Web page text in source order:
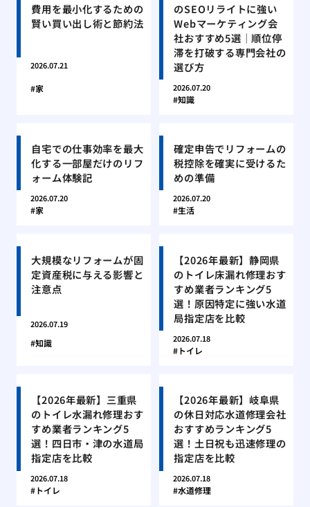
費用を最小化するための
賢い買い出し術と節約法
2026.07.21
家
のSEOリライトに強い
Webマーケティング会
社おすすめ5選｜順位停
滞を打破する専門会社の
選び方
2026.07.20
知識
自宅での仕事効率を最大
化する一部屋だけのリフ
ォーム体験記
2026.07.20
家
確定申告でリフォームの
税控除を確実に受けるた
めの準備
2026.07.20
生活
大規模なリフォームが固
定資産税に与える影響と
注意点
2026.07.19
知識
【2026年最新】静岡県
のトイレ床漏れ修理おす
すめ業者ランキング5
選！原因特定に強い水道
局指定店を比較
2026.07.18
トイレ
【2026年最新】三重県
のトイレ水漏れ修理おす
すめ業者ランキング5
選！四日市・津の水道局
指定店を比較
2026.07.18
トイレ
【2026年最新】岐阜県
の休日対応水道修理会社
おすすめランキング5
選！土日祝も迅速修理の
指定店を比較
2026.07.18
水道修理